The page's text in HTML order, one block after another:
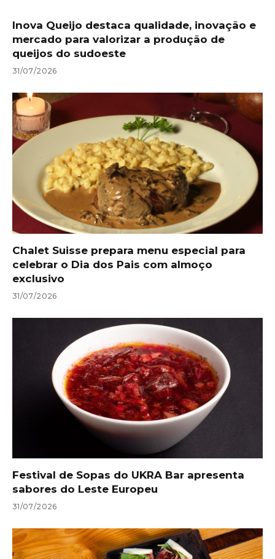
Inova Queijo destaca qualidade, inovação e
mercado para valorizar a produção de
queijos do sudoeste
31/07/2026
Chalet Suisse prepara menu especial para
celebrar o Dia dos Pais com almoço
exclusivo
31/07/2026
Festival de Sopas do UKRA Bar apresenta
sabores do Leste Europeu
31/07/2026